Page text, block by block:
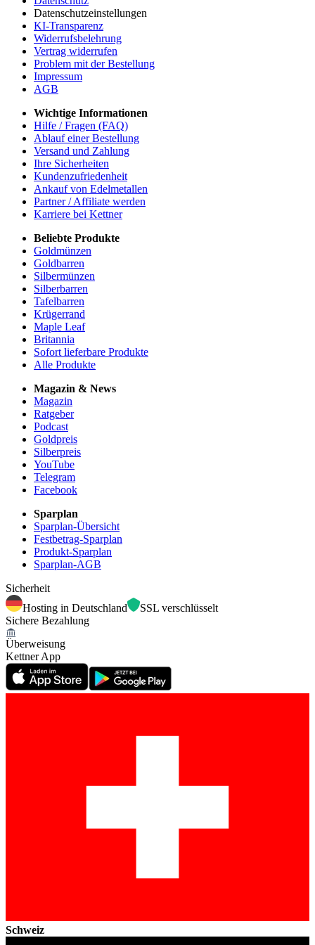
Datenschutzeinstellungen
KI-Transparenz
Widerrufsbelehrung
Vertrag widerrufen
Problem mit der Bestellung
Impressum
AGB
Wichtige Informationen
Hilfe / Fragen (FAQ)
Ablauf einer Bestellung
Versand und Zahlung
Ihre Sicherheiten
Kundenzufriedenheit
Ankauf von Edelmetallen
Partner / Affiliate werden
Karriere bei Kettner
Beliebte Produkte
Goldmünzen
Goldbarren
Silbermünzen
Silberbarren
Tafelbarren
Krügerrand
Maple Leaf
Britannia
Sofort lieferbare Produkte
Alle Produkte
Magazin & News
Magazin
Ratgeber
Podcast
Goldpreis
Silberpreis
YouTube
Telegram
Facebook
Sparplan
Sparplan-Übersicht
Festbetrag-Sparplan
Produkt-Sparplan
Sparplan-AGB
Sicherheit
Hosting in Deutschland
SSL verschlüsselt
Sichere Bezahlung
Überweisung
Kettner App
Schweiz